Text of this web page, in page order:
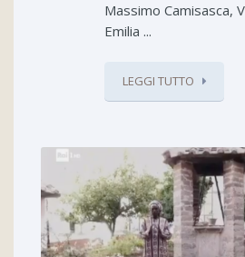
Massimo Camisasca,
Emilia ...
LEGGI TUTTO